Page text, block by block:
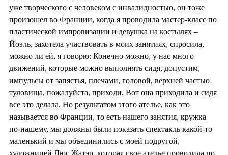
уже творческого с человеком с инвалидностью, он тоже
произошел во Франции, когда я проводила мастер-класс по
пластической импровизации и девушка на костылях –
Йоэль, захотела участвовать в моих занятиях, спросила,
можно ли ей, я говорю: Конечно можно, у нас много
движений, которые можно выполнять сидя, допустим,
импульсы от запястья, плечами, головой, верхней частью
туловища, пожалуйста, приходи. Вот она приходила и сидя
все это делала. Но результатом этого ателье, как это
называется во Франции, то есть нашего занятия, кружка
по-нашему, мы должны были показать спектакль какой-то
маленький и мы объединились с моей подругой,
художницей Люс Жатэр, которая свое ателье проводила по